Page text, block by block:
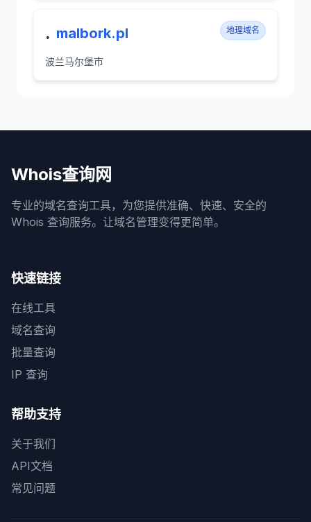
. malbork.pl 地理域名
波兰马尔堡市
Whois查询网
专业的域名查询工具，为您提供准确、快速、安全的
Whois 查询服务。让域名管理变得更简单。
快速链接
在线工具
域名查询
批量查询
IP 查询
帮助支持
关于我们
API文档
常见问题